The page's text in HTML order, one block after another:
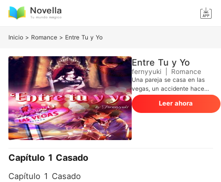
Inicio > Romance > Entre Tu y Yo
Entre Tu y Yo
fernyyuki Romance
Una pareja se casa en las
vegas, un accidente hace
que uno de ellos pierda la
memoria, justo en el día se
la boda se entera que esta
casado y nada menos con la
joven heredera del grupo
Lin. Se dice que es una
Leer ahora
Capítulo 1 Casado
Capítulo 1 Casado